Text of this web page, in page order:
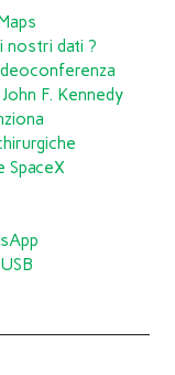
nostri dati ?
F. Kennedy
SpaceX